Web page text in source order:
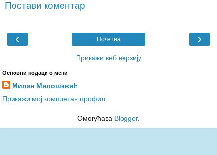
Постави коментар
‹ ›
Почетна
Прикажи веб верзију
Основни подаци о мени
Милан Милошевић
Прикажи мој комплетан профил
Омогућава Blogger.